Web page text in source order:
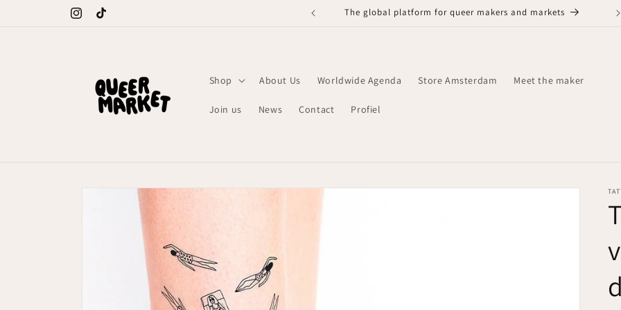
Instagram
TikTok
The global platform for queer makers and markets
Shop About Us Worldwide Agenda Store Amsterdam Meet the maker
Join us News Contact Profiel
Ga direct naar
productinformatie